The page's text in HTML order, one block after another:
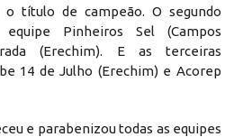
título de campeão. O segundo
Pinheiros Sel (Campos
(Erechim). E as terceiras
14 de Julho (Erechim) e Acorep
e parabenizou todas as equipes